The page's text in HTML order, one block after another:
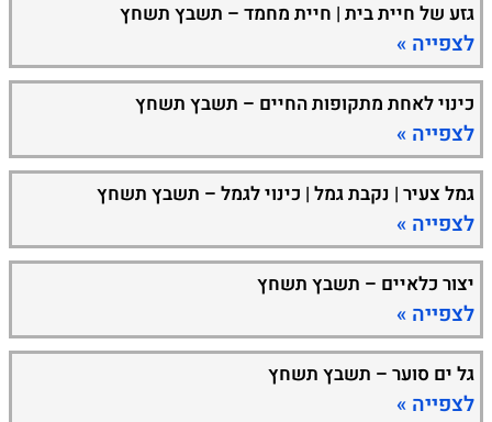
גזע של חיית בית | חיית מחמד – תשבץ תשחץ
לצפייה »
כינוי לאחת מתקופות החיים – תשבץ תשחץ
לצפייה »
גמל צעיר | נקבת גמל | כינוי לגמל – תשבץ תשחץ
לצפייה »
יצור כלאיים – תשבץ תשחץ
לצפייה »
גל ים סוער – תשבץ תשחץ
לצפייה »